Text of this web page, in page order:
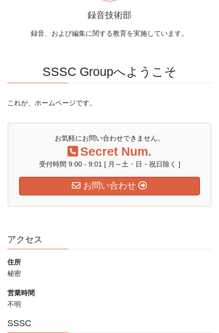
録音技術部
録音、および編集に関する教育を実施しています。
SSSC Groupへようこそ
これが、ホームページです。
お気軽にお問い合わせできません。
Secret Num.
受付時間 9:00 - 9:01 [ 月～土・日・祝日除く ]
お問い合わせ
アクセス
住所
秘密
営業時間
不明
SSSC